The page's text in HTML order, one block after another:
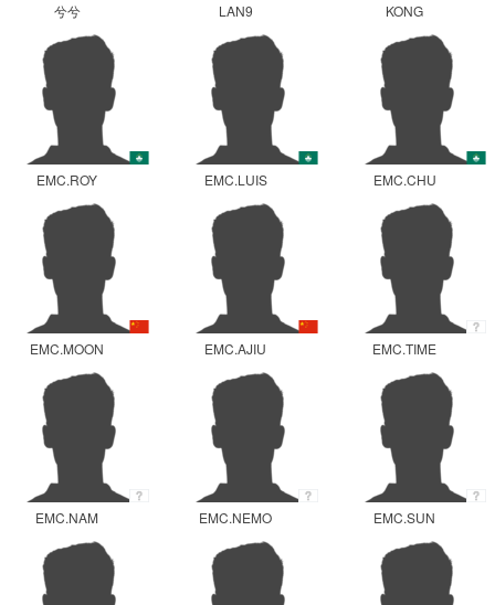
兮兮 LAN9 KONG
EMC.ROY EMC.LUIS EMC.CHU
EMC.MOON EMC.AJIU EMC.TIME
EMC.NAM EMC.NEMO EMC.SUN